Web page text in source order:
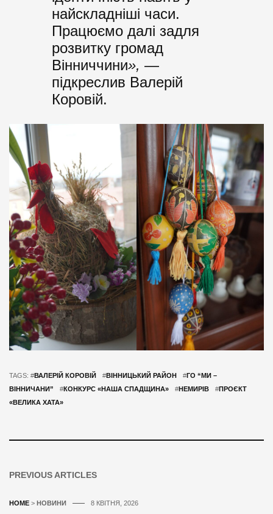
найскладніші часи.
Працюємо далі задля
розвитку громад
Вінниччини», —
підкреслив Валерій
Коровій.
TAGS: #ВАЛЕРІЙ КОРОВІЙ #ВІННИЦЬКИЙ РАЙОН #ГО “МИ –
ВІННИЧАНИ”
#КОНКУРС «НАША СПАДЩИНА» #НЕМИРІВ #ПРОЄКТ
«ВЕЛИКА ХАТА»
PREVIOUS ARTICLES
HOME > НОВИНИ 8 КВІТНЯ, 2026